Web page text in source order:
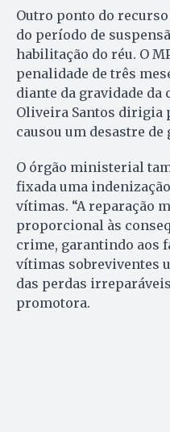
Outro ponto do
do período de
habilitação do réu. O
penalidade de três
diante da gravidade da
Oliveira Santos dirigia
causou um desastre
O órgão ministerial
fixada uma
vítimas. “A reparação
proporcional às
crime, garantindo aos
vítimas sobreviventes
das perdas
promotora.